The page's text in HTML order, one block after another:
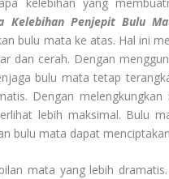
Kelebihan Penjepit Bulu
bulu mata ke atas. Hal ini
dan cerah. Dengan
bulu mata tetap
Dengan
lebih maksimal. Bulu
bulu mata dapat
mata yang lebih